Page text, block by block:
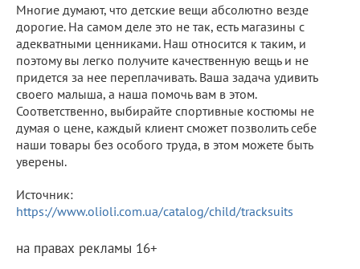
Многие думают, что детские вещи абсолютно везде
дорогие. На самом деле это не так, есть магазины с
адекватными ценниками. Наш относится к таким, и
поэтому вы легко получите качественную вещь и не
придется за нее переплачивать. Ваша задача удивить
своего малыша, а наша помочь вам в этом.
Соответственно, выбирайте спортивные костюмы не
думая о цене, каждый клиент сможет позволить себе
наши товары без особого труда, в этом можете быть
уверены.
Источник:
https://www.olioli.com.ua/catalog/child/tracksuits
на правах рекламы 16+